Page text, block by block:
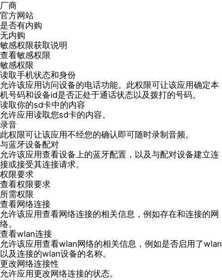
厂商
官方网站
是否有内购
无内购
敏感权限获取说明
查看敏感权限
敏感权限
读取手机状态和身份
允许该应用访问设备的电话功能。此权限可让该应用确定本
机号码和设备id是否正处于通话状态以及拨打的号码。
读取你的sd卡中的内容
允许应用读取您sd卡的内容。
录音
此权限可让该应用不经您的确认即可随时录制音频。
与蓝牙设备配对
允许该应用查看设备上的蓝牙配置，以及与配对设备建立连
接或接受其连接请求。
权限要求
查看权限要求
所需权限
查看网络连接
允许该应用查看网络连接的相关信息，例如存在和连接的网
络。
查看wlan连接
允许该应用查看wlan网络的相关信息，例如是否启用了wlan
以及连接的wlan设备的名称。
更改网络连接性
允许应用更改网络连接的状态。